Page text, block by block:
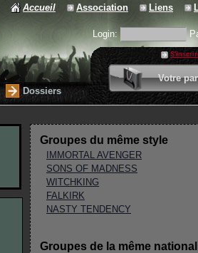
Accueil Association Liens
Login:
Votre
0 article
Valider
Dossiers
Groupes du même style
IMMORTAL AVENGER
SONS OF MADNESS
WITCHKING
FALKIRK
NASTY TENDENCY
Groupes de la même